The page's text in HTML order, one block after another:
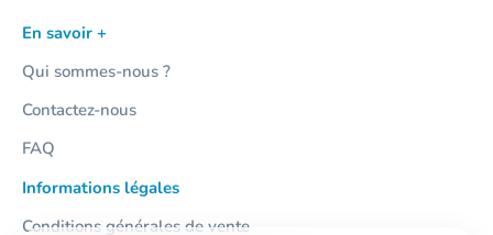
En savoir +
Qui sommes-nous ?
Contactez-nous
FAQ
Informations légales
Conditions générales de vente